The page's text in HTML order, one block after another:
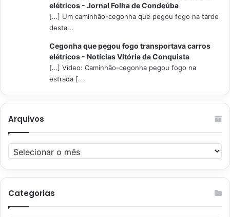
elétricos - Jornal Folha de Condeúba
[…] Um caminhão-cegonha que pegou fogo na tarde
desta...
Cegonha que pegou fogo transportava carros
elétricos - Notícias Vitória da Conquista
[…] Vídeo: Caminhão-cegonha pegou fogo na
estrada [...
Arquivos
Arquivos
Categorias